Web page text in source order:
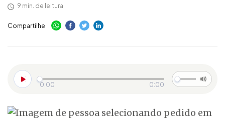
9 min. de leitura
Compartilhe
0:00 0:00